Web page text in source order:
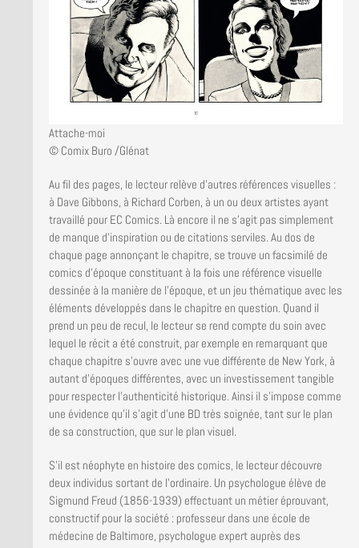
Attache-moi
© Comix Buro /Glénat
Au fil des pages, le lecteur relève d’autres références visuelles :
à Dave Gibbons, à Richard Corben, à un ou deux artistes ayant
travaillé pour EC Comics. Là encore il ne s’agit pas simplement
de manque d’inspiration ou de citations serviles. Au dos de
chaque page annonçant le chapitre, se trouve un facsimilé de
comics d’époque constituant à la fois une référence visuelle
dessinée à la manière de l’époque, et un jeu thématique avec les
éléments développés dans le chapitre en question. Quand il
prend un peu de recul, le lecteur se rend compte du soin avec
lequel le récit a été construit, par exemple en remarquant que
chaque chapitre s’ouvre avec une vue différente de New York, à
autant d’époques différentes, avec un investissement tangible
pour respecter l’authenticité historique. Ainsi il s’impose comme
une évidence qu’il s’agit d’une BD très soignée, tant sur le plan
de sa construction, que sur le plan visuel.
S’il est néophyte en histoire des comics, le lecteur découvre
deux individus sortant de l’ordinaire. Un psychologue élève de
Sigmund Freud (1856-1939) effectuant un métier éprouvant,
constructif pour la société : professeur dans une école de
médecine de Baltimore, psychologue expert auprès des